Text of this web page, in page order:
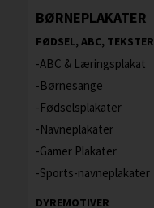
BØRNEPLAKATER
FØDSEL, ABC, TEKSTER
ABC & Læringsplakat
Børnesange
Fødselsplakater
Navneplakater
Gamer Plakater
Sports-navneplakater
DYREMOTIVER